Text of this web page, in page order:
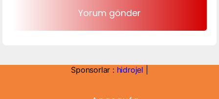
Sponsorlar : hidrojel